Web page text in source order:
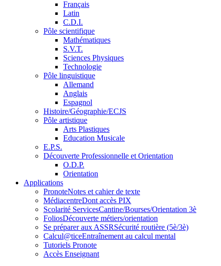
Français
Latin
C.D.I.
Pôle scientifique
Mathématiques
S.V.T.
Sciences Physiques
Technologie
Pôle linguistique
Allemand
Anglais
Espagnol
Histoire/Géographie/ECJS
Pôle artistique
Arts Plastiques
Education Musicale
E.P.S.
Découverte Professionnelle et Orientation
O.D.P.
Orientation
Applications
PronoteNotes et cahier de texte
MédiacentreDont accès PIX
Scolarité ServicesCantine/Bourses/Orientation 3è
FoliosDécouverte métiers/orientation
Se préparer aux ASSRSécurité routière (5è/3è)
Calcul@ticeEntraînement au calcul mental
Tutoriels Pronote
Accès Enseignant